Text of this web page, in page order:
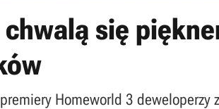
się
Homeworld 3